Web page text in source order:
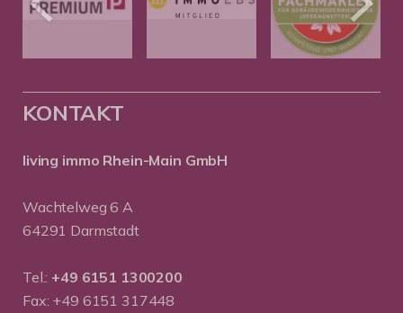
KONTAKT
living immo Rhein-Main GmbH
Wachtelweg 6 A
64291 Darmstadt
Tel.: +49 6151 1300200
Fax: +49 6151 317448